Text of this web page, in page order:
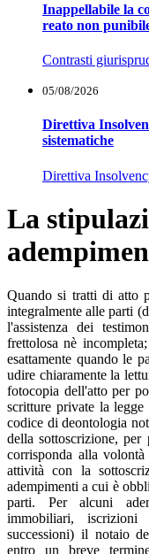
Inappellabile la
reato non
Contrasti
05/08/2026
Direttiva
sistematiche
Direttiva
La
Quando si tratti di atto
integralmente alle parti
l'assistenza dei
frettolosa nè
esattamente quando le
udire chiaramente la
fotocopia dell'atto per
scritture private la
codice di deontologia
della sottoscrizione, per
corrisponda alla
attività con la
adempimenti a cui è
parti. Per alcuni
immobiliari,
successioni) il notaio
entro un breve